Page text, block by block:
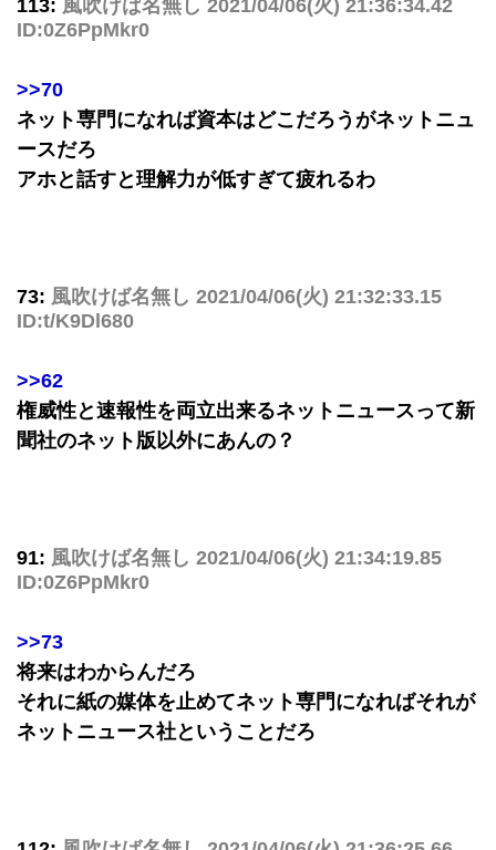
113: 風吹けば名無し 2021/04/06(火) 21:36:34.42
ID:0Z6PpMkr0
>>70
ネット専門になれば資本はどこだろうがネットニュ
ースだろ
アホと話すと理解力が低すぎて疲れるわ
73: 風吹けば名無し 2021/04/06(火) 21:32:33.15
ID:t/K9Dl680
>>62
権威性と速報性を両立出来るネットニュースって新
聞社のネット版以外にあんの？
91: 風吹けば名無し 2021/04/06(火) 21:34:19.85
ID:0Z6PpMkr0
>>73
将来はわからんだろ
それに紙の媒体を止めてネット専門になればそれが
ネットニュース社ということだろ